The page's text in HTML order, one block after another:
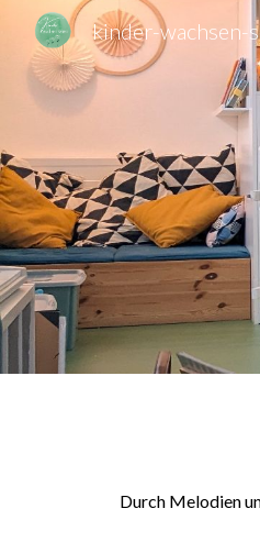
kinder-wachsen-
Durch Melodien